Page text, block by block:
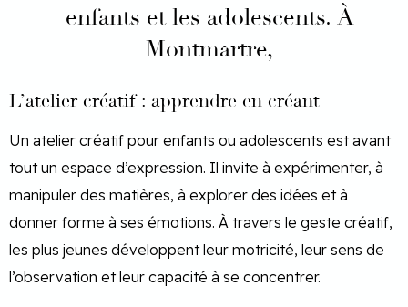
enfants et les adolescents. À
Montmartre,
L’atelier créatif : apprendre en créant
Un atelier créatif pour enfants ou adolescents est avant
tout un espace d’expression. Il invite à expérimenter, à
manipuler des matières, à explorer des idées et à
donner forme à ses émotions. À travers le geste créatif,
les plus jeunes développent leur motricité, leur sens de
l’observation et leur capacité à se concentrer.